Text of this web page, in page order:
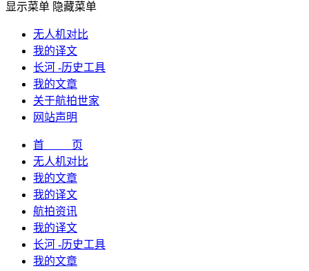
显示菜单 隐藏菜单
无人机对比
我的译文
长河 -历史工具
我的文章
关于航拍世家
网站声明
首 页
无人机对比
我的文章
我的译文
航拍资讯
我的译文
长河 -历史工具
我的文章